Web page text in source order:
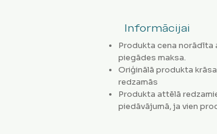
Informācijai
Produkta cena norādīta
piegādes maksa.
Oriģinālā produkta
redzamās
Produkta attēlā
piedāvājumā, ja vien